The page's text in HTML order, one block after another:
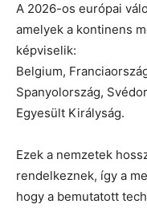
A 2026-os európai
amelyek a kontinens
képviselik:
Belgium,
Spanyolország,
Egyesült Királyság.
Ezek a nemzetek
rendelkeznek, így a
hogy a bemutatott